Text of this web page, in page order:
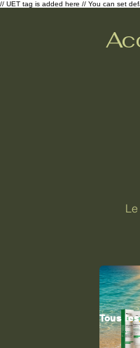
// UET tag is added here // You can set